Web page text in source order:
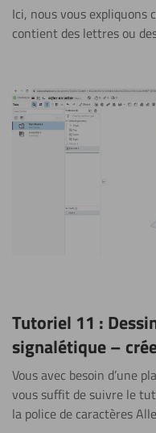
Ici, nous vous expliquons
contient des lettres ou
Tutoriel 11 :
signalétique –
Vous avec besoin d’une
vous suffit de suivre le
la police de caractères